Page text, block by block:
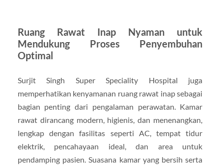
Ruang Rawat Inap Nyaman untuk
Mendukung Proses Penyembuhan
Optimal
Surjit Singh Super Speciality Hospital juga
memperhatikan kenyamanan ruang rawat inap sebagai
bagian penting dari pengalaman perawatan. Kamar
rawat dirancang modern, higienis, dan menenangkan,
lengkap dengan fasilitas seperti AC, tempat tidur
elektrik, pencahayaan ideal, dan area untuk
pendamping pasien. Suasana kamar yang bersih serta